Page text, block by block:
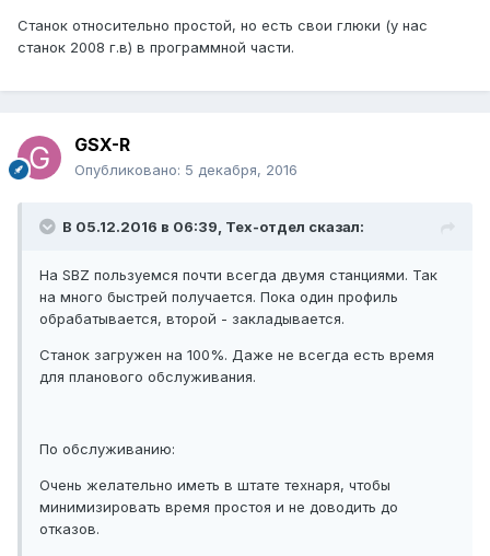
Станок относительно простой, но есть свои глюки (у нас
станок 2008 г.в) в программной части.
GSX-R
Опубликовано: 5 декабря, 2016
В 05.12.2016 в 06:39, Тех-отдел сказал:
На SBZ пользуемся почти всегда двумя станциями. Так
на много быстрей получается. Пока один профиль
обрабатывается, второй - закладывается.
Станок загружен на 100%. Даже не всегда есть время
для планового обслуживания.
По обслуживанию:
Очень желательно иметь в штате технаря, чтобы
минимизировать время простоя и не доводить до
отказов.